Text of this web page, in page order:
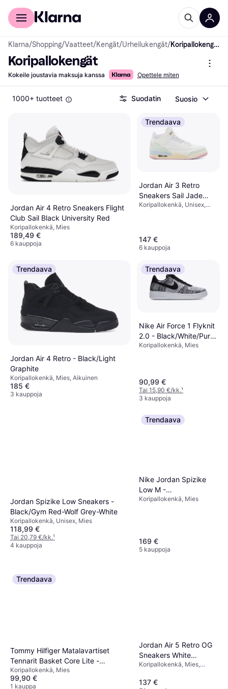
Kuluttajille
Klarna/Shopping/Vaatteet/Kengät/Urheilukengät/ Koripallokengät
Koripallokengät
Kokeile joustavia maksuja kanssa Opettele miten
1000+ tuotteet Suodatin Suosio
Jordan Air 4 Retro Sneakers Flight
Club Sail Black University Red
Koripallokenkä, Mies
189,49 €
6 kauppoja
Trendaava
Jordan Air 3 Retro
Sneakers Sail Jade
Aura - White
Koripallokenkä, Unisex,
147 €
6 kauppoja
Trendaava
Jordan Air 4 Retro - Black/Light
Graphite
Koripallokenkä, Mies, Aikuinen
185 €
3 kauppoja
Trendaava
Nike Air Force 1 Flyknit
2.0 - Black/White/Pure
Platinum
Koripallokenkä, Mies
90,99 €
Tai 15,90 €/kk.¹
3 kauppoja
Jordan Spizike Low Sneakers -
Black/Gym Red-Wolf Grey-White
Koripallokenkä, Unisex, Mies
118,99 €
Tai 20,79 €/kk.¹
4 kauppoja
Trendaava
Nike Jordan Spizike
Low M -
Black/Anthracite
Koripallokenkä, Mies
169 €
5 kauppoja
Trendaava
Tommy Hilfiger Matalavartiset
Tennarit Basket Core Lite -
Tummansininen/Punainen/Valkoinen
Koripallokenkä, Mies
99,90 €
1 kauppa
Jordan Air 5 Retro OG
Sneakers White
Metallic
Koripallokenkä, Mies,
137 €